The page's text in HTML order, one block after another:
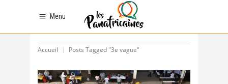
Menu
Accueil Posts Tagged "3e vague"